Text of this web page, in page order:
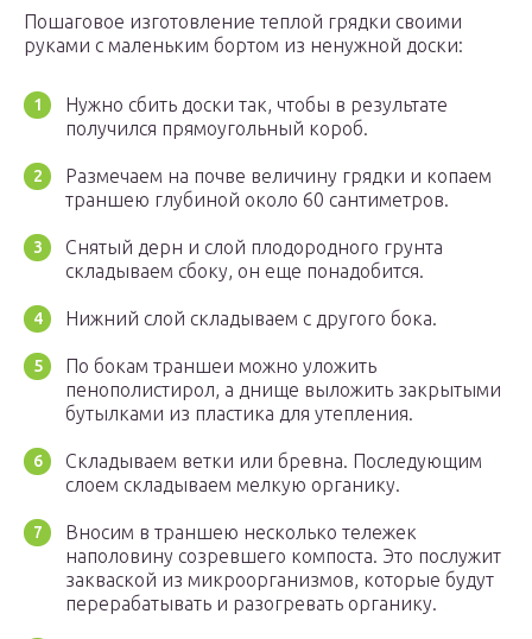
Пошаговое изготовление теплой грядки своими
руками с маленьким бортом из ненужной доски:
Нужно сбить доски так, чтобы в результате
получился прямоугольный короб.
Размечаем на почве величину грядки и копаем
траншею глубиной около 60 сантиметров.
Снятый дерн и слой плодородного грунта
складываем сбоку, он еще понадобится.
Нижний слой складываем с другого бока.
По бокам траншеи можно уложить
пенополистирол, а днище выложить закрытыми
бутылками из пластика для утепления.
Складываем ветки или бревна. Последующим
слоем складываем мелкую органику.
Вносим в траншею несколько тележек
наполовину созревшего компоста. Это послужит
закваской из микроорганизмов, которые будут
перерабатывать и разогревать органику.